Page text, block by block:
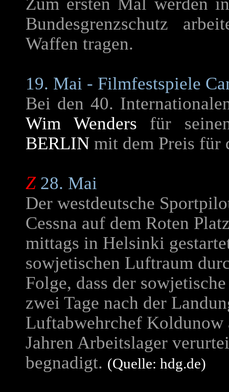
Bundesgrenzschutz
Waffen tragen.
19. Mai - Filmfestspiele
Bei den 40.
Wim Wenders für
BERLIN mit dem Preis für
Z 28. Mai
Der westdeutsche
Cessna auf dem Roten
mittags in Helsinki
sowjetischen Luftraum
Folge, dass der
zwei Tage nach der
Luftabwehrchef
Jahren Arbeitslager
begnadigt. (Quelle: hdg.de)